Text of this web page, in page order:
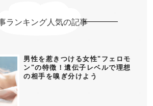
ランキング人気の記事
男性を惹きつける女性"フェロモ
ン"の特徴！遺伝子レベルで理想
の相手を嗅ぎ分けよう